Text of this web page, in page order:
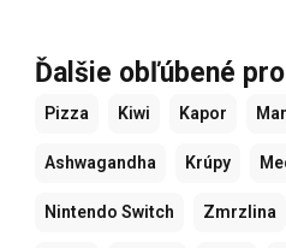
Ďalšie obľúbené
Pizza Kiwi Kapor
Ashwagandha Krúpy
Nintendo Switch Zmrzlina